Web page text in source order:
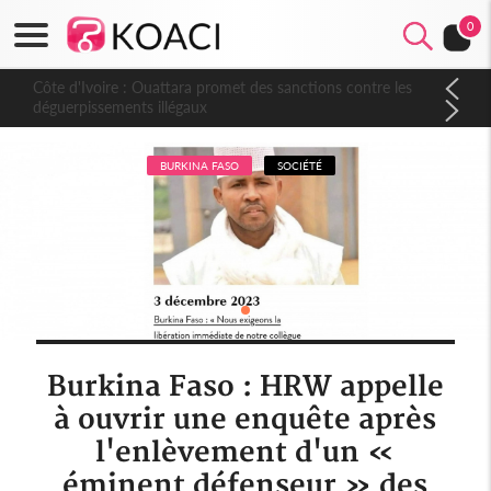
0
Côte d'Ivoire : Ouattara promet des sanctions contre les
déguerpissements illégaux
BURKINA FASO SOCIÉTÉ
Burkina Faso : HRW appelle
à ouvrir une enquête après
l'enlèvement d'un «